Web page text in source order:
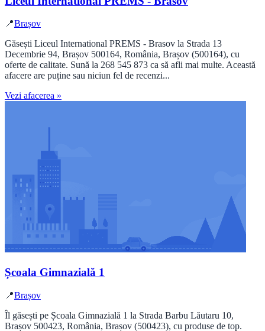
📍Brașov
Găsești Liceul International PREMS - Brasov la Strada 13
Decembrie 94, Brașov 500164, România, Brașov (500164), cu
oferte de calitate. Sună la 268 545 873 ca să afli mai multe. Această
afacere are puține sau niciun fel de recenzi...
Vezi afacerea »
Școala Gimnazială 1
📍Brașov
Îl găsești pe Școala Gimnazială 1 la Strada Barbu Lăutaru 10,
Brașov 500423, România, Brașov (500423), cu produse de top.